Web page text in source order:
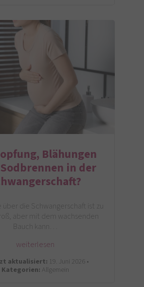
Blähungen
in der
die Schwangerschaft ist zu
aber mit dem wachsenden
Bauch kann…
weiterlesen
aktualisiert: 19. Juni 2026 •
Kategorien: Allgemein